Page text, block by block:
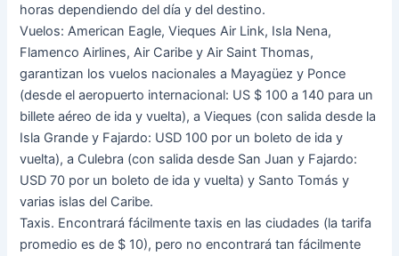
horas dependiendo del día y del destino.
Vuelos: American Eagle, Vieques Air Link, Isla Nena,
Flamenco Airlines, Air Caribe y Air Saint Thomas,
garantizan los vuelos nacionales a Mayagüez y Ponce
(desde el aeropuerto internacional: US $ 100 a 140 para un
billete aéreo de ida y vuelta), a Vieques (con salida desde la
Isla Grande y Fajardo: USD 100 por un boleto de ida y
vuelta), a Culebra (con salida desde San Juan y Fajardo:
USD 70 por un boleto de ida y vuelta) y Santo Tomás y
varias islas del Caribe.
Taxis. Encontrará fácilmente taxis en las ciudades (la tarifa
promedio es de $ 10), pero no encontrará tan fácilmente